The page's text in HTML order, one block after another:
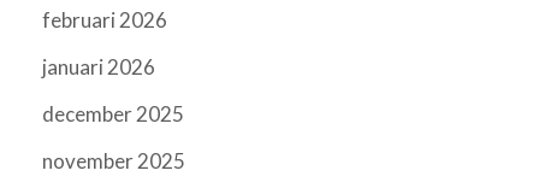
februari 2026
januari 2026
december 2025
november 2025